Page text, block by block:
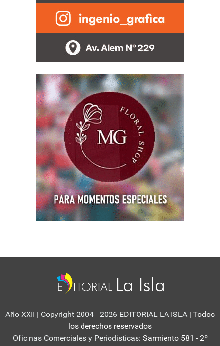
Año XXII | Copyright 2004 - 2026 EDITORIAL LA ISLA | Todos
los derechos reservados
Oficinas Comerciales y Periodisticas: Sarmiento 581 - 2º